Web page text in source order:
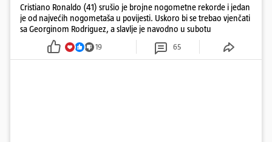
Cristiano Ronaldo (41) srušio je brojne nogometne rekorde i jedan
je od najvećih nogometaša u povijesti. Uskoro bi se trebao vjenčati
sa Georginom Rodriguez, a slavlje je navodno u subotu
19 65